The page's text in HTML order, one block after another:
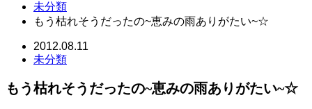
未分類
もう枯れそうだったの~恵みの雨ありがたい~☆
2012.08.11
未分類
もう枯れそうだったの~恵みの雨ありがたい~☆